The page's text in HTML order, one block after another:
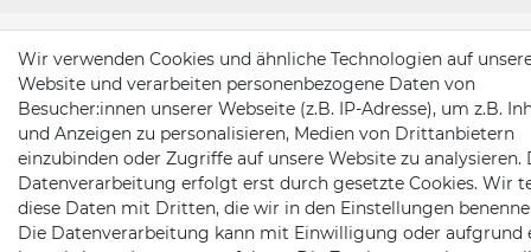
Wir verwenden Cookies und ähnliche Technologien auf
Website und verarbeiten personenbezogene Daten von
Besucher:innen unserer Webseite (z.B. IP-Adresse), um z.B.
und Anzeigen zu personalisieren, Medien von Drittanbietern
einzubinden oder Zugriffe auf unsere Website zu analysieren.
Datenverarbeitung erfolgt erst durch gesetzte Cookies. Wir
diese Daten mit Dritten, die wir in den Einstellungen
Die Datenverarbeitung kann mit Einwilligung oder aufgrund